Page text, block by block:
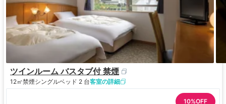
ツインルーム バスタブ付 禁煙
12㎡禁煙シングルベッド 2 台客室の詳細
10%OFF